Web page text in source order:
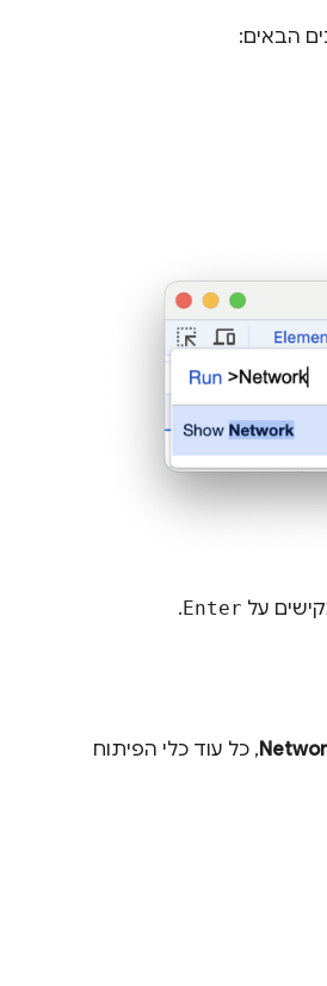
הבאים:
על Enter
.
, כל עוד כלי הפיתוח